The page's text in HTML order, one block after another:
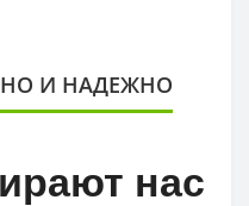
И НАДЕЖНО
нас